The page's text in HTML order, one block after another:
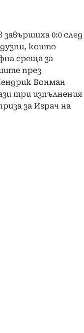
0:0 след
които
среща за
през
Бонман
три изпълнения
за Играч на